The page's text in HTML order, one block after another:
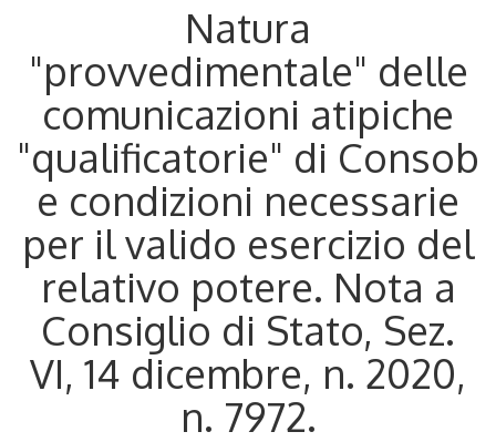
Natura
"provvedimentale" delle
comunicazioni atipiche
"qualificatorie" di Consob
e condizioni necessarie
per il valido esercizio del
relativo potere. Nota a
Consiglio di Stato, Sez.
VI, 14 dicembre, n. 2020,
n. 7972.